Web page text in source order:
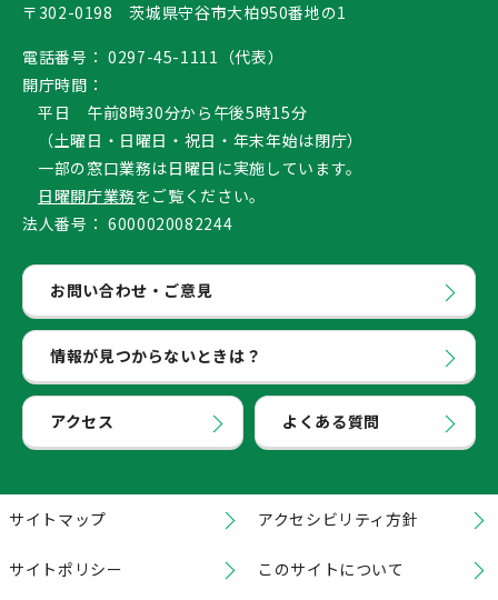
〒302-0198 茨城県守谷市大柏950番地の1
電話番号： 0297-45-1111（代表）
開庁時間：
平日 午前8時30分から午後5時15分
（土曜日・日曜日・祝日・年末年始は閉庁）
一部の窓口業務は日曜日に実施しています。
日曜開庁業務をご覧ください。
法人番号： 6000020082244
お問い合わせ・ご意見
情報が見つからないときは？
アクセス よくある質問
サイトマップ アクセシビリティ方針
サイトポリシー このサイトについて